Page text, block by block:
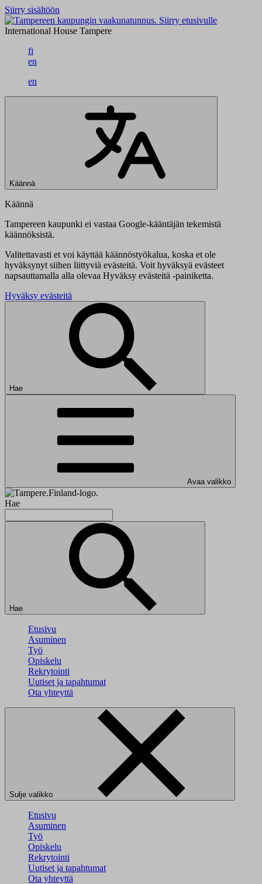
Siirry sisältöön
Siirry etusivulle
International House Tampere
fi
en
en
Käännä
Käännä
Tampereen kaupunki ei vastaa Google-kääntäjän tekemistä
käännöksistä.
Valitettavasti et voi käyttää käännöstyökalua, koska et ole
hyväksynyt siihen liittyviä evästeitä. Voit hyväksyä evästeet
napsauttamalla alla olevaa Hyväksy evästeitä -painiketta.
Hyväksy evästeitä
Hae
Avaa valikko
Hae
Hae
Etusivu
Asuminen
Työ
Opiskelu
Rekrytointi
Uutiset ja tapahtumat
Ota yhteyttä
Sulje valikko
Etusivu
Asuminen
Työ
Opiskelu
Rekrytointi
Uutiset ja tapahtumat
Ota yhteyttä